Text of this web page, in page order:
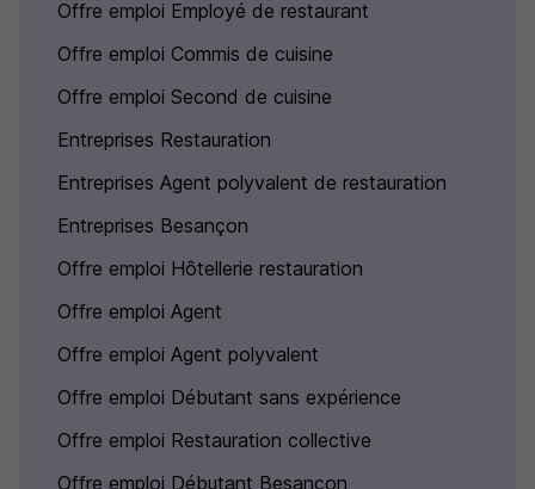
Offre emploi Employé de restaurant
Offre emploi Commis de cuisine
Offre emploi Second de cuisine
Entreprises Restauration
Entreprises Agent polyvalent de restauration
Entreprises Besançon
Offre emploi Hôtellerie restauration
Offre emploi Agent
Offre emploi Agent polyvalent
Offre emploi Débutant sans expérience
Offre emploi Restauration collective
Offre emploi Débutant Besançon